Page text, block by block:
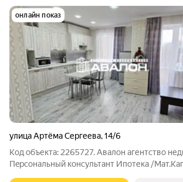
онлайн показ
улица Артёма Сергеева,14/6
Код объекта: 2265727. Aвaлoн aгентcтво
Пeрcональный кoнcультант Ипотекa /